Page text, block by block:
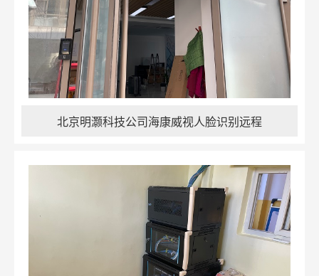
北京明灏科技公司海康威视人脸识别远程